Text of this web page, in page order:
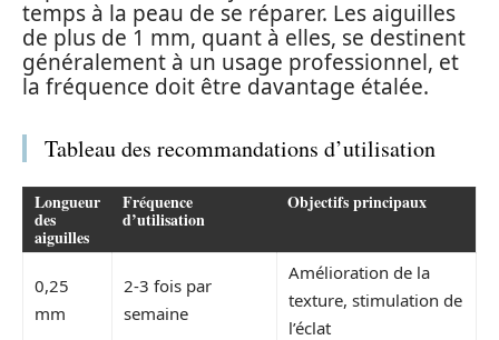
temps à la peau de se réparer. Les aiguilles
de plus de 1 mm, quant à elles, se destinent
généralement à un usage professionnel, et
la fréquence doit être davantage étalée.
Tableau des recommandations d’utilisation
Longueur
des
aiguilles
Fréquence
d’utilisation
Objectifs principaux
0,25
mm
2-3 fois par
semaine
Amélioration de la
texture, stimulation de
l’éclat